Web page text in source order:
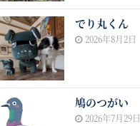
でり丸くん
2026年8月2日
鳩のつがい
2026年7月29日